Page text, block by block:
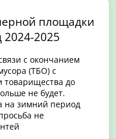
площадки
2025
с окончанием
(ТБО) с
товарищества до
не будет.
на зимний период
не